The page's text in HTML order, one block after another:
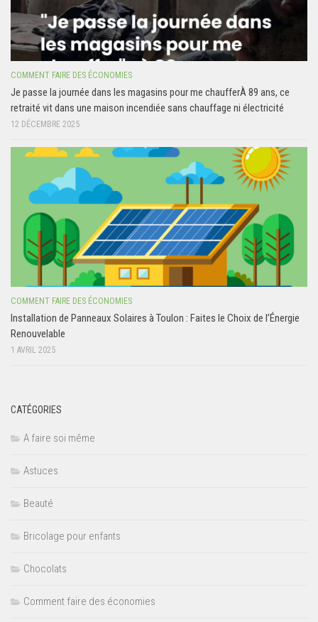
COMMENT FAIRE DES ÉCONOMIES
Je passe la journée dans les magasins pour me chaufferÀ 89 ans, ce
retraité vit dans une maison incendiée sans chauffage ni électricité
12 DÉCEMBRE 2025
COMMENT FAIRE DES ÉCONOMIES
Installation de Panneaux Solaires à Toulon : Faites le Choix de l’Énergie
Renouvelable
1 AVRIL 2025
CATÉGORIES
A faire soi même
Astuces
Beauté
Bricolage pour enfants
Chocolats
Comment faire des économies